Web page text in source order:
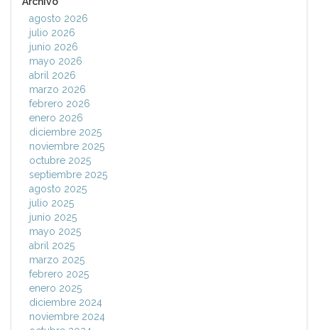
agosto 2026
julio 2026
junio 2026
mayo 2026
abril 2026
marzo 2026
febrero 2026
enero 2026
diciembre 2025
noviembre 2025
octubre 2025
septiembre 2025
agosto 2025
julio 2025
junio 2025
mayo 2025
abril 2025
marzo 2025
febrero 2025
enero 2025
diciembre 2024
noviembre 2024